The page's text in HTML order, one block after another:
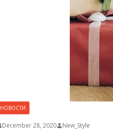
НОВОСТИ
December 28, 2020 New_Style